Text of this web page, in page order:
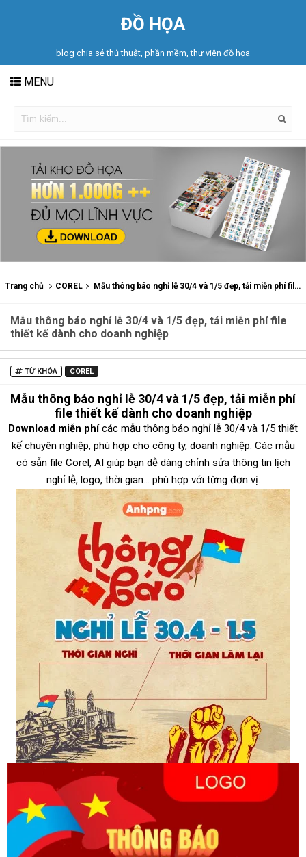
ĐỒ HỌA
blog chia sẻ thủ thuật, phần mềm, thư viện đồ họa
MENU
Trang chủ COREL Mẫu thông báo nghỉ lễ 30/4 và 1/5 đẹp, tải miễn phí file thiết kế dành cho doanh nghiệp
Mẫu thông báo nghỉ lễ 30/4 và 1/5 đẹp, tải miễn phí file
thiết kế dành cho doanh nghiệp
TỪ KHÓA COREL
Mẫu thông báo nghỉ lễ 30/4 và 1/5 đẹp, tải miễn phí
file thiết kế dành cho doanh nghiệp
Download miễn phícác mẫu thông báo nghỉ lễ 30/4 và 1/5 thiết
kế chuyên nghiệp, phù hợp cho công ty, doanh nghiệp. Các mẫu
có sẵn file Corel, AI giúp bạn dễ dàng chỉnh sửa thông tin lịch
nghỉ lễ, logo, thời gian... phù hợp với từng đơn vị.